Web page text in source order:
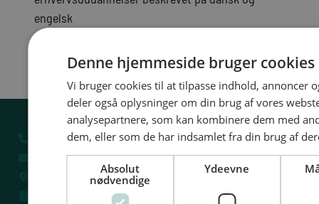
engelsk
32 54 50 55
sus@sus-udd.dk
Vesterbrogade 6D, 4. 1620 København V
CVR: 13 79 72 85
Denne hjemmeside bruger cookies
Vi bruger cookies til at tilpasse indhold, annoncer
deler også oplysninger om din brug af vores
analysepartnere, som kan kombinere dem med
dem, eller som de har indsamlet fra din brug af
Absolut
nødvendige
Ydeevne